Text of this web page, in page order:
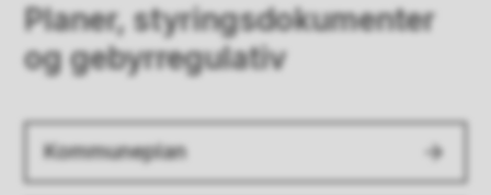
Planer, styringsdokumenter
og gebyrregulativ
Kommuneplan